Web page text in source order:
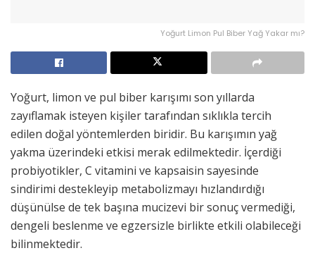
Yoğurt Limon Pul Biber Yağ Yakar mı?
Yoğurt, limon ve pul biber karışımı son yıllarda
zayıflamak isteyen kişiler tarafından sıklıkla tercih
edilen doğal yöntemlerden biridir. Bu karışımın yağ
yakma üzerindeki etkisi merak edilmektedir. İçerdiği
probiyotikler, C vitamini ve kapsaisin sayesinde
sindirimi destekleyip metabolizmayı hızlandırdığı
düşünülse de tek başına mucizevi bir sonuç vermediği,
dengeli beslenme ve egzersizle birlikte etkili olabileceği
bilinmektedir.